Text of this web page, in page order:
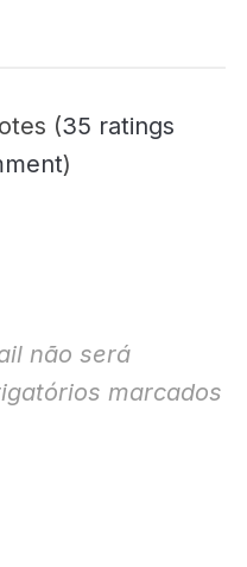
(35 ratings
)
não será
marcados